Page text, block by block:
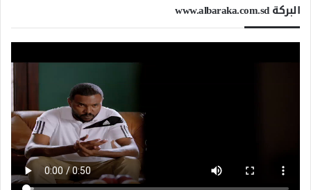
البركة www.albaraka.com.sd